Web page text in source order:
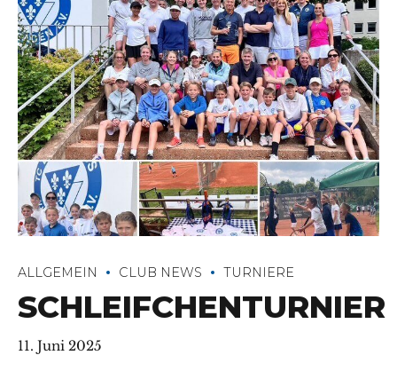
ALLGEMEIN CLUB NEWS TURNIERE
SCHLEIFCHENTURNIER
11. Juni 2025